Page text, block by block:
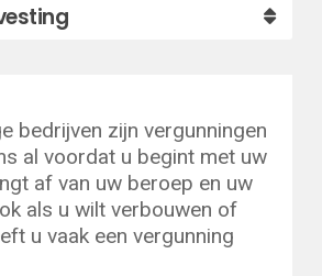
bedrijven zijn vergunningen
al voordat u begint met uw
af van uw beroep en uw
als u wilt verbouwen of
u vaak een vergunning